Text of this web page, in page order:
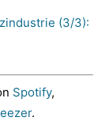
(3/3):
Spotify,
.